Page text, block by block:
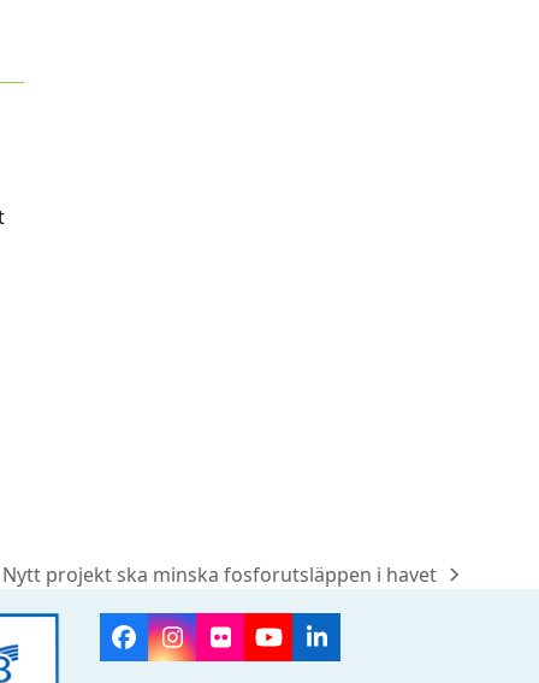
next
post:
Nytt projekt ska minska fosforutsläppen i havet
Facebook
Instagram
FlickrYouTubeLinkedIn